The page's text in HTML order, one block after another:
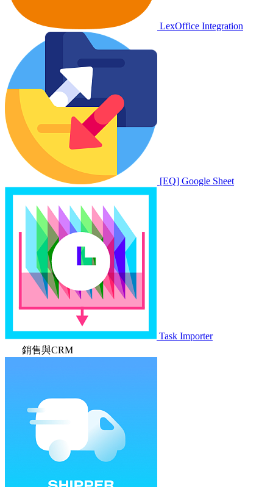
LexOffice Integration
[EQ] Google Sheet
Task Importer
銷售與CRM